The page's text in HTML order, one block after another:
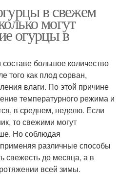
в свежем
могут
огурцы в
большое количество
того как плод сорван,
влаги. По этой причине
температурного режима и
в среднем, неделю. Если
то свежими могут
Но соблюдая
различные способы
свежесть до месяца, а в
всей зимы.